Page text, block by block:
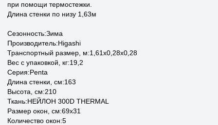
при помощи термостежки.
Длина стенки по низу 1,63м
Сезонность:Зима
Производитель:Higashi
Транспортный размер, м:1,61x0,28x0,28
Вес с упаковкой, кг:19,2
Серия:Penta
Длина стенки, см:163
Высота, см:210
Ткань:НЕЙЛОН 300D THERMAL
Размер окон, см:69x31
Количество окон:5